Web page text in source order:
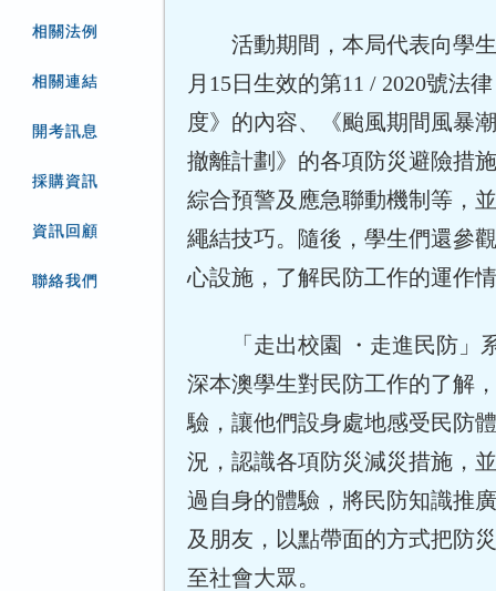
相關法例
相關連結
開考訊息
採購資訊
資訊回顧
聯絡我們
活動期間，本局代表向學生
月15日生效的第11 / 2020號法
度》的內容、《颱風期間風暴
撤離計劃》的各項防災避險措
綜合預警及應急聯動機制等，
繩結技巧。隨後，學生們還參
心設施，了解民防工作的運作
「走出校園 ・走進民防」
深本澳學生對民防工作的了解
驗，讓他們設身處地感受民防
況，認識各項防災減災措施，
過自身的體驗，將民防知識推
及朋友，以點帶面的方式把防
至社會大眾。